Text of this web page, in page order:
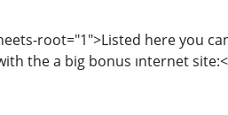
root="1">Listed here you
the a big bonus ınternet